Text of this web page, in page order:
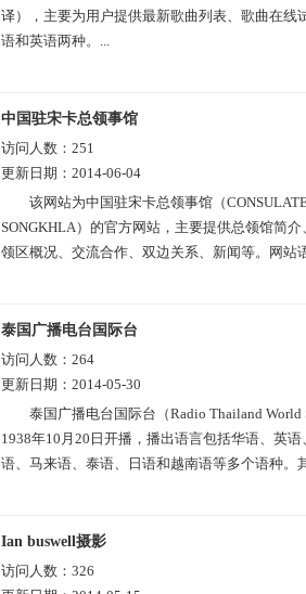
译），主要为用户提供最新歌曲列表、歌曲在线
语和英语两种。...
中国驻宋卡总领事馆
访问人数： 251
更新日期： 2014-06-04
该网站为中国驻宋卡总领事馆（
SONGKHLA）的官方网站，主要提供总领馆简
领区概况、交流合作、双边关系、新闻等。网站
泰国广播电台国际台
访问人数： 264
更新日期： 2014-05-30
泰国广播电台国际台（Radio Thailand
1938年10月20日开播，播出语言包括华语、英
语、马来语、泰语、日语和越南语等多个语种。
Ian buswell摄影
访问人数： 326